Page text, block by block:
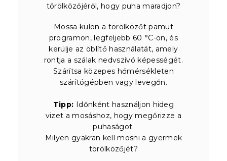
törölközőjéről, hogy puha maradjon?
Mossa külön a törölközőt pamut
programon, legfeljebb 60 °C-on, és
kerülje az öblítő használatát, amely
rontja a szálak nedvszívó képességét.
Szárítsa közepes hőmérsékleten
szárítógépben vagy levegőn.
Tipp: Időnként használjon hideg
vizet a mosáshoz, hogy megőrizze a
puhaságot.
Milyen gyakran kell mosni a gyermek
törölközőjét?